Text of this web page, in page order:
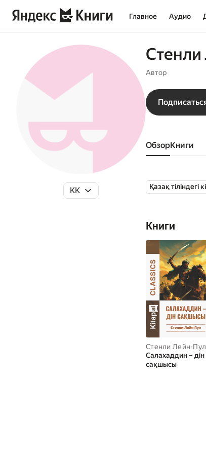
Главное Аудио
KK
Автор
Обзор книги
Қазақ тіліндегі
Книги
Стенли Лейн-Пул
Салахаддин – дін
сақшысы